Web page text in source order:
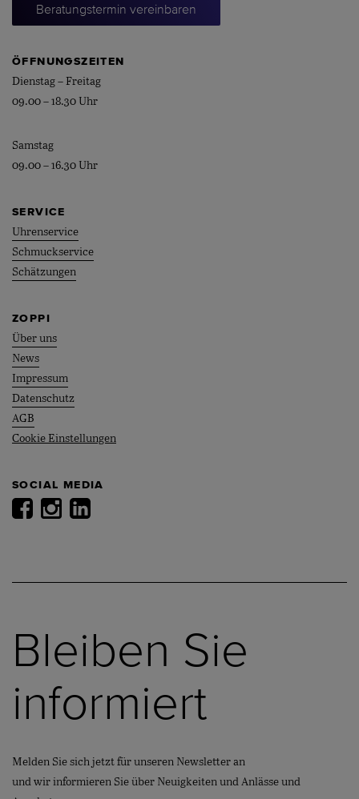
Beratungstermin vereinbaren
ÖFFNUNGSZEITEN
Dienstag – Freitag
09.00 – 18.30 Uhr
Samstag
09.00 – 16.30 Uhr
SERVICE
Uhrenservice
Schmuckservice
Schätzungen
ZOPPI
Über uns
News
Impressum
Datenschutz
AGB
Cookie Einstellungen
SOCIAL MEDIA
Bleiben Sie
informiert
Melden Sie sich jetzt für unseren Newsletter an
und wir informieren Sie über Neuigkeiten und Anlässe und